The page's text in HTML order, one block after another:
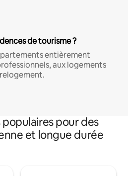
de tourisme ?
entièrement
aux logements
pour des
et longue durée